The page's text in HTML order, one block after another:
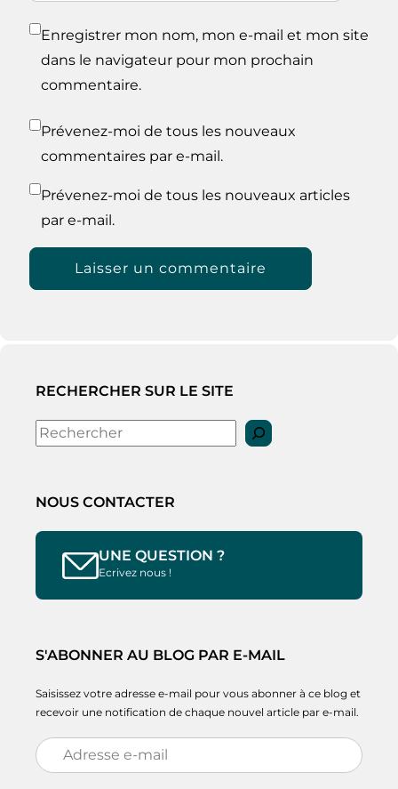
Enregistrer mon nom, mon e-mail et mon site
dans le navigateur pour mon prochain
commentaire.
Prévenez-moi de tous les nouveaux
commentaires par e-mail.
Prévenez-moi de tous les nouveaux articles
par e-mail.
RECHERCHER SUR LE SITE
Rechercher
NOUS CONTACTER
UNE QUESTION ?
Ecrivez nous !
S'ABONNER AU BLOG PAR E-MAIL
Saisissez votre adresse e-mail pour vous abonner à ce blog et
recevoir une notification de chaque nouvel article par e-mail.
Adresse
e-